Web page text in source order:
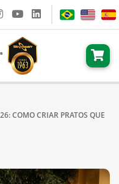
COMO CRIAR PRATOS QUE